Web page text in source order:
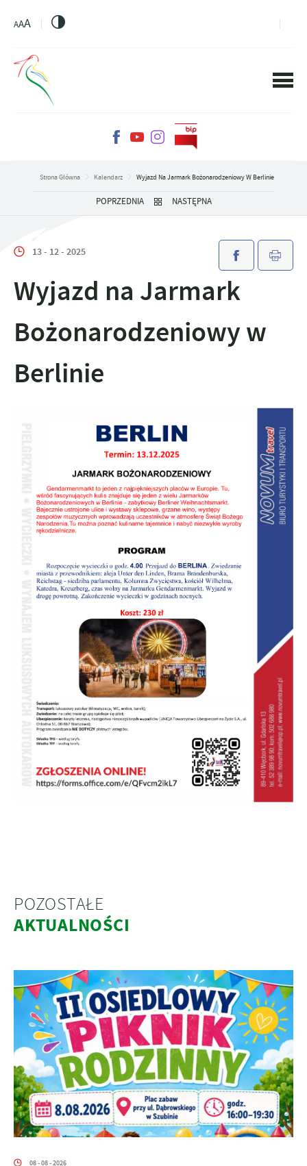
AAA
Strona Główna Kalendarz Wyjazd Na Jarmark Bożonarodzeniowy W Berlinie
POPRZEDNIA NASTĘPNA
13 - 12 - 2025
Wyjazd na Jarmark
Bożonarodzeniowy w
Berlinie
POZOSTAŁE
AKTUALNOŚCI
08 - 08 - 2026